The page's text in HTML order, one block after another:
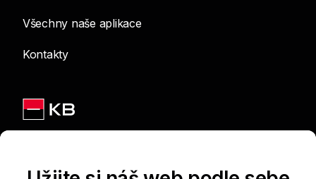
Všechny naše aplikace
Kontakty